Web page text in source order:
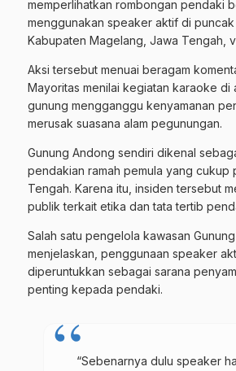
memperlihatkan rombongan pendaki
menggunakan speaker aktif di
Kabupaten Magelang, Jawa Tengah,
Aksi tersebut menuai beragam
Mayoritas menilai kegiatan karaoke di
gunung mengganggu kenyamanan
merusak suasana alam pegunungan.
Gunung Andong sendiri dikenal
pendakian ramah pemula yang cukup
Tengah. Karena itu, insiden tersebut
publik terkait etika dan tata tertib
Salah satu pengelola kawasan
menjelaskan, penggunaan speaker
diperuntukkan sebagai sarana
penting kepada pendaki.
“Sebenarnya dulu speaker